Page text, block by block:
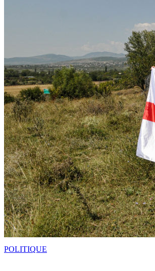
POLITIQUE